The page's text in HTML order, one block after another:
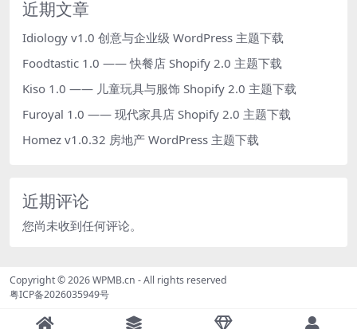
近期文章
Idiology v1.0 创意与企业级 WordPress 主题下载
Foodtastic 1.0 —— 快餐店 Shopify 2.0 主题下载
Kiso 1.0 —— 儿童玩具与服饰 Shopify 2.0 主题下载
Furoyal 1.0 —— 现代家具店 Shopify 2.0 主题下载
Homez v1.0.32 房地产 WordPress 主题下载
近期评论
您尚未收到任何评论。
Copyright © 2026WPMB.cn - All rights reserved
粤ICP备2026035949号